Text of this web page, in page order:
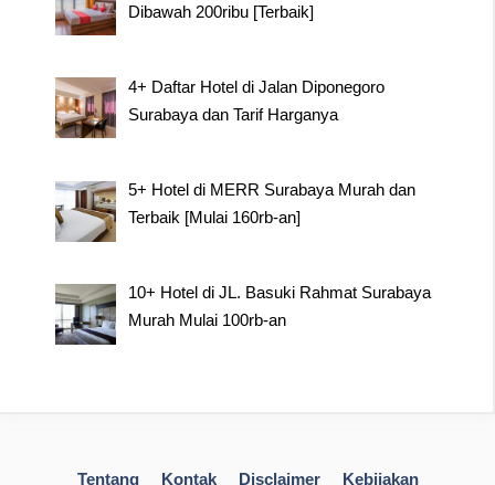
Dibawah 200ribu [Terbaik]
4+ Daftar Hotel di Jalan Diponegoro
Surabaya dan Tarif Harganya
5+ Hotel di MERR Surabaya Murah dan
Terbaik [Mulai 160rb-an]
10+ Hotel di JL. Basuki Rahmat Surabaya
Murah Mulai 100rb-an
Tentang Kontak Disclaimer Kebijakan